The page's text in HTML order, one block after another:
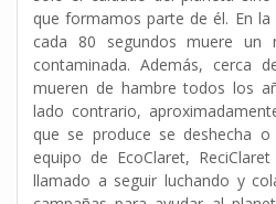
que formamos parte de él. En
cada 80 segundos muere un
contaminada. Además, cerca
mueren de hambre todos los
lado contrario,
que se produce se deshecha
equipo de EcoClaret,
llamado a seguir luchando y